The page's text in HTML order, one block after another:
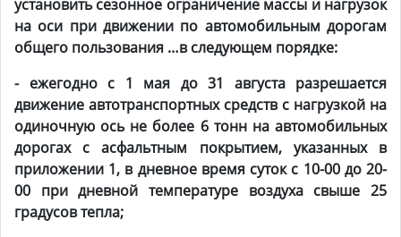
установить сезонное ограничение массы и нагрузок
на оси при движении по автомобильным дорогам
общего пользования …в следующем порядке:
- ежегодно с 1 мая до 31 августа разрешается
движение автотранспортных средств с нагрузкой на
одиночную ось не более 6 тонн на автомобильных
дорогах с асфальтным покрытием, указанных в
приложении 1, в дневное время суток с 10-00 до 20-
00 при дневной температуре воздуха свыше 25
градусов тепла;